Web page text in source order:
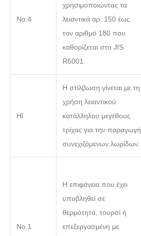
Νο.4
χρησιμοποιώντας τα
λειαντικά αρ. 150 έως
τον αριθμό 180 που
καθορίζεται στο JIS
R6001.
Hl
Η στίλβωση γίνεται με τη
χρήση λειαντικού
κατάλληλου μεγέθους
τρίχας για την παραγωγή
συνεχιζόμενων λωρίδων.
Νο.1
Η επιφάνεια που έχει
υποβληθεί σε
θερμότητα, τουρσί ή
επεξεργασμένη με